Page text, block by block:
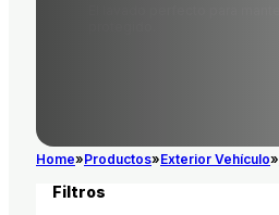
Home Productos Exterior Vehículo
Filtros